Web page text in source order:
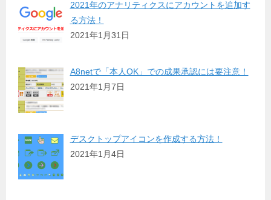
2021年のアナリティクスにアカウントを追加す
る方法！
2021年1月31日
A8netで「本人OK」での成果承認には要注意！
2021年1月7日
デスクトップアイコンを作成する方法！
2021年1月4日